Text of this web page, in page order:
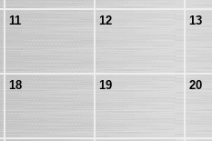
11 12 13
18 19 20